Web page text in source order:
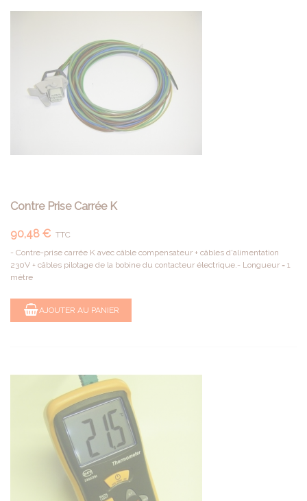
Contre Prise Carrée K
90,48 € TTC
- Contre-prise carrée K avec câble compensateur + câbles d'alimentation
230V + câbles pilotage de la bobine du contacteur électrique.- Longueur = 1
mètre
AJOUTER AU PANIER